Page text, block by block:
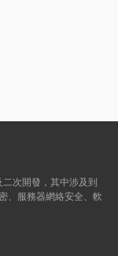
次開發，其中涉及到
、服務器網絡安全、軟